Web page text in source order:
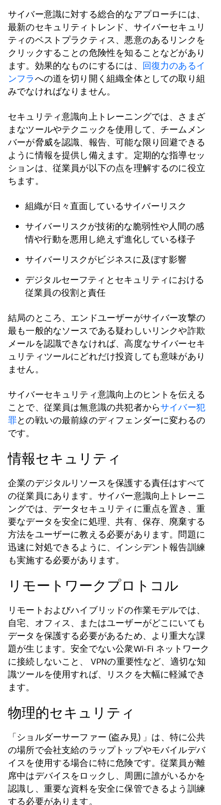
サイバー意識に対する総合的なアプローチには、
最新のセキュリティトレンド、サイバーセキュリ
ティのベストプラクティス、悪意のあるリンクを
クリックすることの危険性を知ることなどがあり
ます。効果的なものにするには、 回復力のあるイ
ンフラへの道を切り開く組織全体としての取り組
みでなければなりません。
セキュリティ意識向上トレーニングでは、さまざ
まなツールやテクニックを使用して、チームメン
バーが脅威を認識、報告、可能な限り回避できる
ように情報を提供し備えます。定期的な指導セッ
ションは、従業員が以下の点を理解するのに役立
ちます。
組織が日々直面しているサイバーリスク
サイバーリスクが技術的な脆弱性や人間の感
情や行動を悪用し絶えず進化している様子
サイバーリスクがビジネスに及ぼす影響
デジタルセーフティとセキュリティにおける
従業員の役割と責任
結局のところ、エンドユーザーがサイバー攻撃の
最も一般的なソースである疑わしいリンクや詐欺
メールを認識できなければ、高度なサイバーセキ
ュリティツールにどれだけ投資しても意味があり
ません。
サイバーセキュリティ意識向上のヒントを伝える
ことで、従業員は無意識の共犯者からサイバー犯
罪との戦いの最前線のディフェンダーに変わるの
です。
情報セキュリティ
企業のデジタルリソースを保護する責任はすべて
の従業員にあります。サイバー意識向上トレーニ
ングでは、データセキュリティに重点を置き、重
要なデータを安全に処理、共有、保存、廃棄する
方法をユーザーに教える必要があります。問題に
迅速に対処できるように、インシデント報告訓練
も実施する必要があります。
リモートワークプロトコル
リモートおよびハイブリッドの作業モデルでは、
自宅、オフィス、またはユーザーがどこにいても
データを保護する必要があるため、より重大な課
題が生じます。安全でない公衆Wi-Fi ネットワーク
に接続しないこと、 VPNの重要性など、適切な知
識ツールを使用すれば、リスクを大幅に軽減でき
ます。
物理的セキュリティ
「ショルダーサーファー (盗み見) 」は、特に公共
の場所で会社支給のラップトップやモバイルデバ
イスを使用する場合に特に危険です。従業員が離
席中はデバイスをロックし、周囲に誰がいるかを
認識し、重要な資料を安全に保管できるよう訓練
する必要があります。